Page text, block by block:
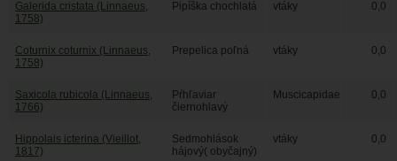
Galerida cristata (Linnaeus,
1758)
Pipíška chochlatá vtáky 0,0
Coturnix coturnix (Linnaeus,
1758)
Prepelica poľná vtáky 0,0
Saxicola rubicola (Linnaeus,
1766)
Pŕhľaviar
čiernohlavý
Muscicapidae 0,0
Hippolais icterina (Vieillot,
1817)
Sedmohlások
hájový( obyčajný)
vtáky 0,0